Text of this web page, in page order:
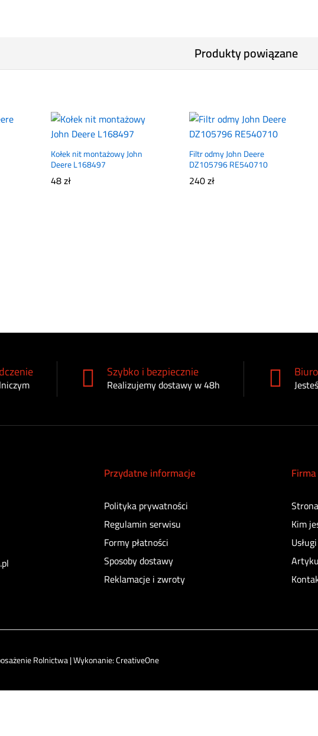
Produkty powiązane
Kołek nit montażowy John
Deere L168497
48zł
Filtr odmy John Deere
DZ105796 RE540710
240zł
Szybko i bezpiecznie
Realizujemy dostawy w 48h
Przydatne informacje
Polityka prywatności
Regulamin serwisu
Formy płatności
Sposoby dostawy
Reklamacje i zwroty
Kim
Usługi
Rolnictwa | Wykonanie:CreativeOne